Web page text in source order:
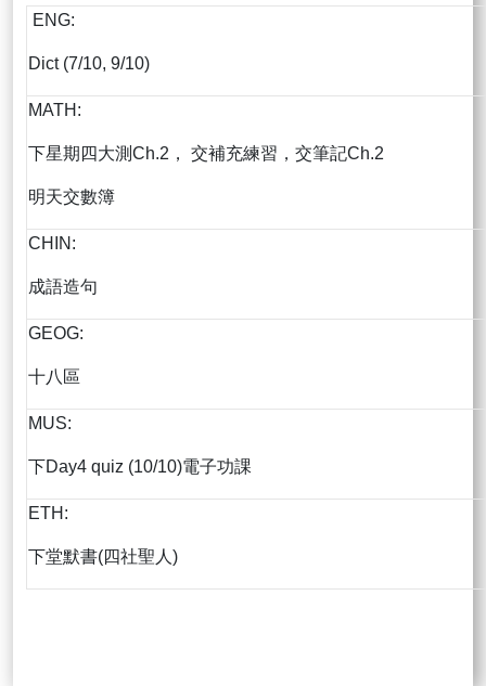
ENG:
Dict (7/10, 9/10)
MATH:
下星期四大測Ch.2， 交補充練習，交筆記Ch.2
明天交數簿
CHIN:
成語造句
GEOG:
十八區
MUS:
下Day4 quiz (10/10)電子功課
ETH:
下堂默書(四社聖人)